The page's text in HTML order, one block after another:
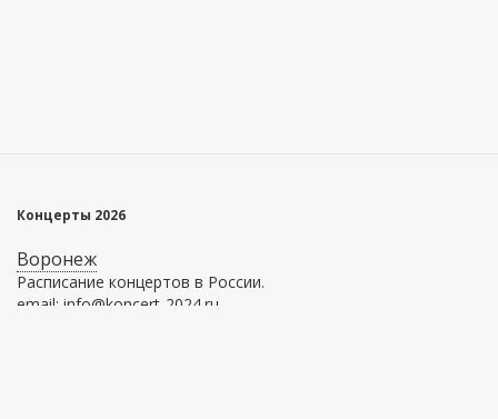
Концерты 2026
Воронеж
Расписание концертов в России.
email: info@koncert-2024.ru